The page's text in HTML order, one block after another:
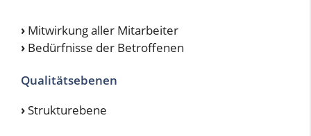
› Mitwirkung aller Mitarbeiter
› Bedürfnisse der Betroffenen
Qualitätsebenen
›Strukturebene